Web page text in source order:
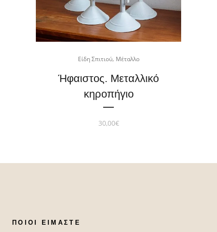
Είδη Σπιτιού, Μέταλλο
Ήφαιστος. Μεταλλικό
κηροπήγιο
30,00€
ΠΟΙΟΙ ΕΊΜΑΣΤΕ